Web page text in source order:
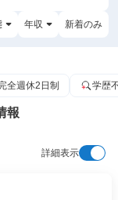
年収 新着のみ
全週休2日制 学歴
報
詳細表示